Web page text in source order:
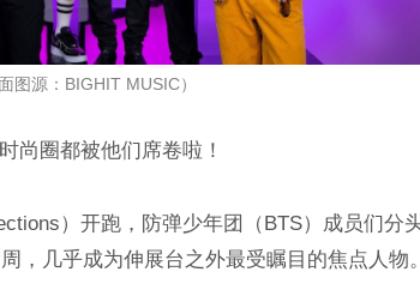
图源：BIGHIT MUSIC）
尚圈都被他们席卷啦！
）开跑，防弹少年团（BTS）成员们分
，几乎成为伸展台之外最受瞩目的焦点人物。